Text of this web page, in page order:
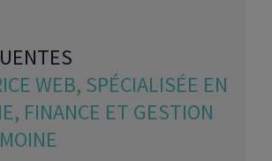
WEB, SPÉCIALISÉE EN
FINANCE ET GESTION